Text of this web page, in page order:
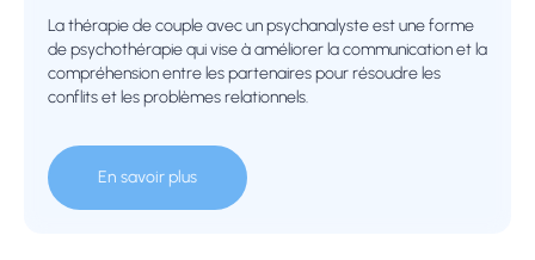
La thérapie de couple avec un psychanalyste est une forme
de psychothérapie qui vise à améliorer la communication et la
compréhension entre les partenaires pour résoudre les
conflits et les problèmes relationnels.
En savoir plus